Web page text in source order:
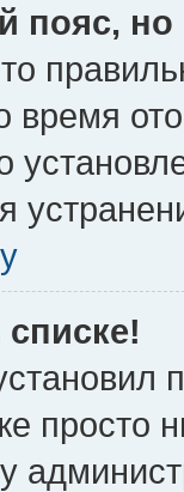
пояс,
время
просто